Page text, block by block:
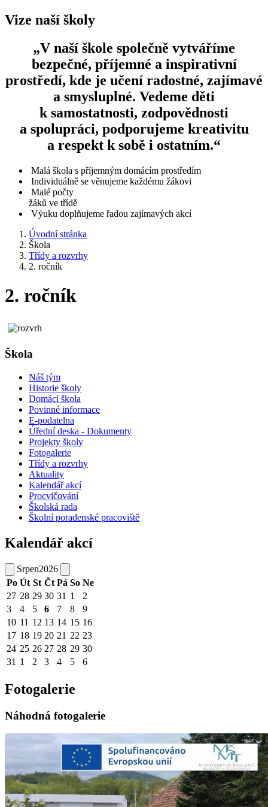
Vize naší školy
„V naší škole společně vytváříme
bezpečné, příjemné a inspirativní
prostředí, kde je učení radostné, zajímavé
a smysluplné. Vedeme děti
k samostatnosti, zodpovědnosti
a spolupráci, podporujeme kreativitu
a respekt k sobě i ostatním.“
Malá škola s příjemným domácím prostředím
Individuálně se věnujeme každému žákovi
Malé počty
žáků ve třídě
Výuku doplňujeme řadou zajímavých akcí
Úvodní stránka
Škola
Třídy a rozvrhy
2. ročník
2. ročník
Škola
Náš tým
Historie školy
Domácí škola
Povinné informace
E-podatelna
Úřední deska - Dokumenty
Projekty školy
Fotogalerie
Třídy a rozvrhy
Aktuality
Kalendář akcí
Procvičování
Školská rada
Školní poradenské pracoviště
Kalendář akcí
Srpen2026
Po Út St Čt Pá So Ne
27 28 29 30 31 1
2
3
4 5 6 7 8
9
10 11 12 13 14 15 16
17 18 19 20 21 22 23
24 25 26 27 28 29 30
31 1 2 3 4 5 6
Fotogalerie
Náhodná fotogalerie